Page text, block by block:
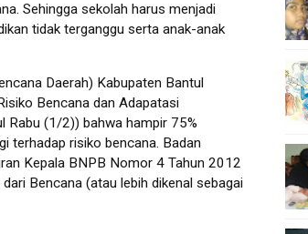
Sehingga sekolah harus menjadi
tidak terganggu serta anak-anak
Daerah) Kabupaten Bantul
Bencana dan Adapatasi
Rabu (1/2)) bahwa hampir 75%
terhadap risiko bencana. Badan
Kepala BNPB Nomor 4 Tahun 2012
Bencana (atau lebih dikenal sebagai